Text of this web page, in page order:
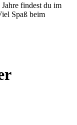
findest du im
Spaß beim